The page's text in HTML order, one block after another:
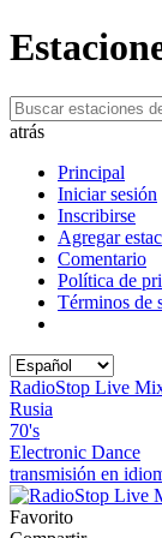
atrás
Principal
Iniciar sesión
Inscribirse
Agregar
Comentario
Política de
Términos de
RadioStop Live
Rusia
70's
Electronic Dance
transmisión en
Favorito